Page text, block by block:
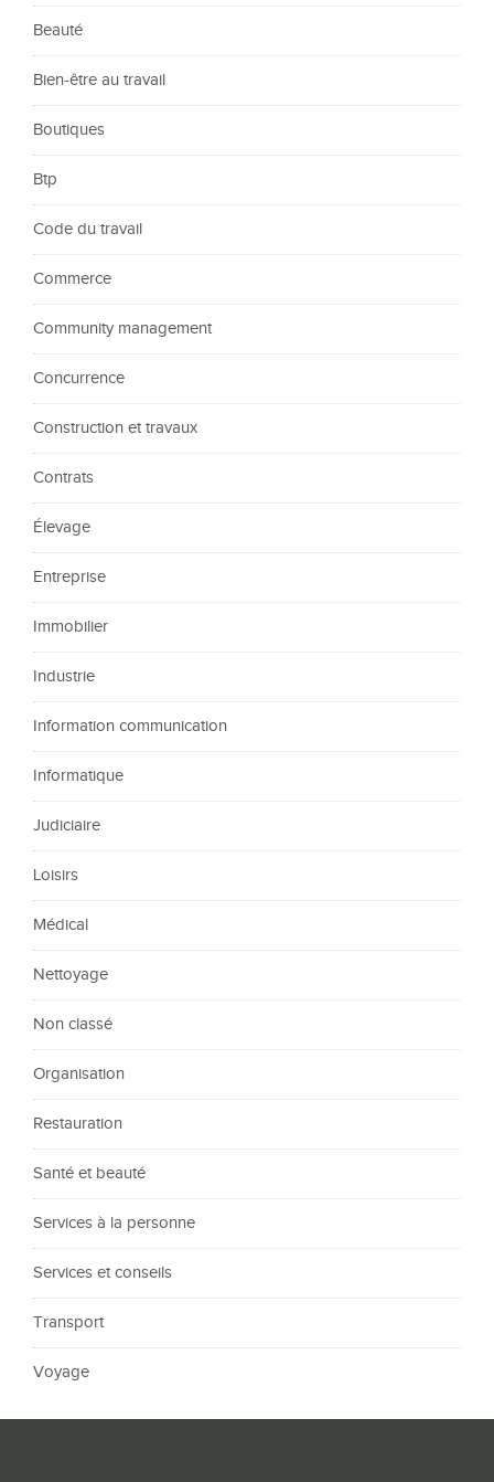
Beauté
Bien-être au travail
Boutiques
Btp
Code du travail
Commerce
Community management
Concurrence
Construction et travaux
Contrats
Élevage
Entreprise
Immobilier
Industrie
Information communication
Informatique
Judiciaire
Loisirs
Médical
Nettoyage
Non classé
Organisation
Restauration
Santé et beauté
Services à la personne
Services et conseils
Transport
Voyage